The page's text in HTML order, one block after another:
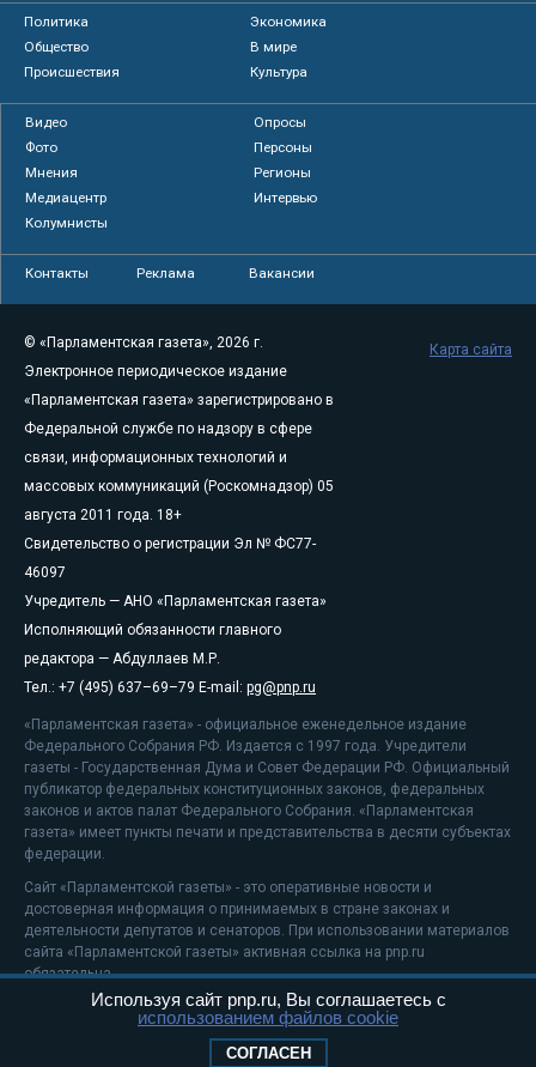
Политика
Экономика
Общество
В мире
Происшествия
Культура
Видео
Опросы
Фото
Персоны
Мнения
Регионы
Медиацентр
Интервью
Колумнисты
Контакты Реклама Вакансии
© «Парламентская газета», 2026 г.
Электронное периодическое издание
«Парламентская газета» зарегистрировано в
Федеральной службе по надзору в сфере
связи, информационных технологий и
массовых коммуникаций (Роскомнадзор) 05
августа 2011 года. 18+
Свидетельство о регистрации Эл № ФС77-
46097
Учредитель — АНО «Парламентская газета»
Исполняющий обязанности главного
редактора — Абдуллаев М.Р.
Тел.: +7 (495) 637–69–79 E-mail: pg@pnp.ru
«Парламентская газета» - официальное еженедельное издание
Федерального Собрания РФ. Издается с 1997 года. Учредители
газеты - Государственная Дума и Совет Федерации РФ. Официальный
публикатор федеральных конституционных законов, федеральных
законов и актов палат Федерального Собрания. «Парламентская
газета» имеет пункты печати и представительства в десяти субъектах
федерации.
Сайт «Парламентской газеты» - это оперативные новости и
достоверная информация о принимаемых в стране законах и
деятельности депутатов и сенаторов. При использовании материалов
сайта «Парламентской газеты» активная ссылка на pnp.ru
обязательна.
На информационном ресурсе применяютсярекомендательные
Положение о защите персональных данных
Карта сайта
Используя сайт pnp.ru, Вы соглашаетесь с
использованием файлов cookie
СОГЛАСЕН